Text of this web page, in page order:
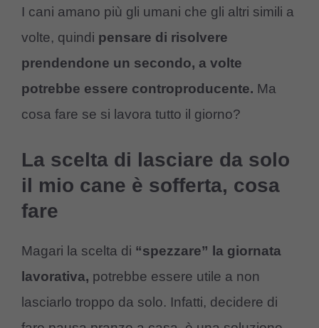
I cani amano più gli umani che gli altri simili a
volte, quindi pensare di risolvere
prendendone un secondo, a volte
potrebbe essere controproducente. Ma
cosa fare se si lavora tutto il giorno?
La scelta di lasciare da solo
il mio cane è sofferta, cosa
fare
Magari la scelta di “spezzare” la giornata
lavorativa, potrebbe essere utile a non
lasciarlo troppo da solo. Infatti, decidere di